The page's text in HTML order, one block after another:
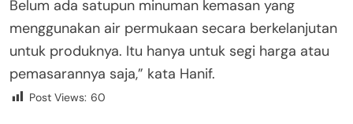
Belum ada satupun minuman kemasan yang
menggunakan air permukaan secara berkelanjutan
untuk produknya. Itu hanya untuk segi harga atau
pemasarannya saja,” kata Hanif.
Post Views: 60